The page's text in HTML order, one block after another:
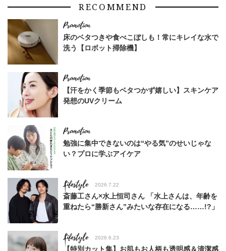
RECOMMEND
床のベタつきや食べこぼしも！常にキレイな水で
洗う【ロボット掃除機】
【汗をかく季節もベタつかず嬉しい】スキンケア
発想のUVクリーム
勉強に集中できないのは“やる気”のせいじゃな
い？プロに学ぶアイケア
Lifestyle 2026.7.22
斎藤工さん×水上恒司さん 「水上さんは、年齢を
重ねたら“勝新さん”みたいな存在になる……!?」
Lifestyle 2026.6.23
【特別カット集】お肌もお人柄も透明感＆清潔感